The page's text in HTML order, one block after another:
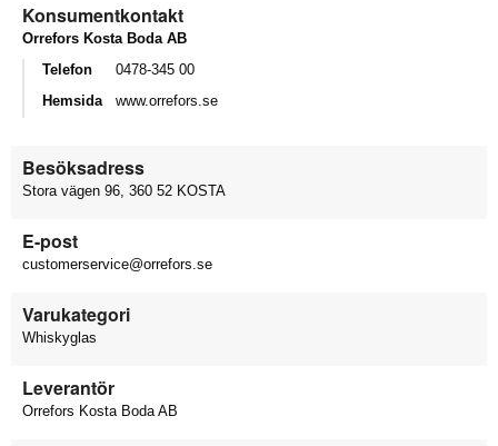
Konsumentkontakt
Orrefors Kosta Boda AB
Telefon
0478-345 00
Hemsida
www.orrefors.se
Besöksadress
Stora vägen 96, 360 52 KOSTA
E-post
customerservice@orrefors.se
Varukategori
Whiskyglas
Leverantör
Orrefors Kosta Boda AB